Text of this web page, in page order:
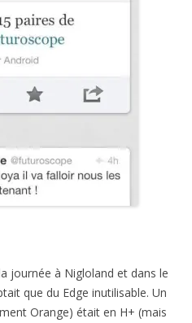
journée à Nigloland et dans le
que du Edge inutilisable. Un
Orange) était en H+ (mais